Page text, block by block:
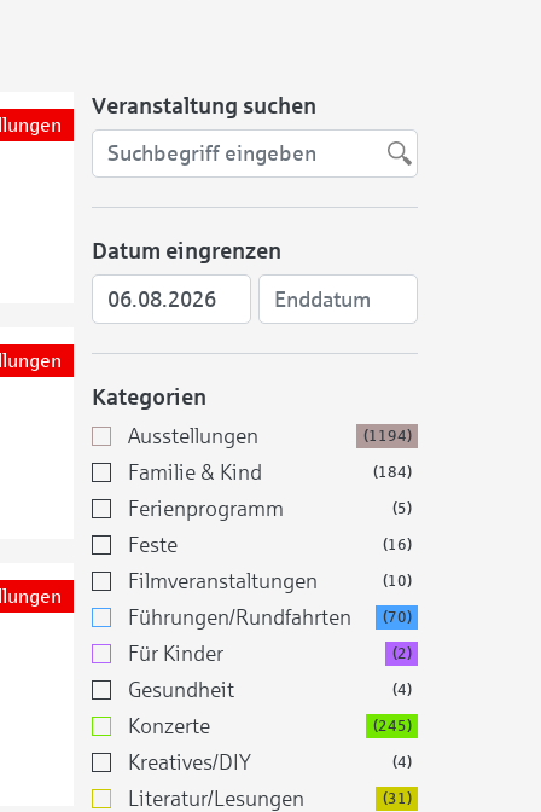
Veranstaltung suchen
Datum eingrenzen
Kategorien
Ausstellungen (1194)
Familie & Kind (184)
Ferienprogramm (5)
Feste (16)
Filmveranstaltungen (10)
Führungen/Rundfahrten (70)
Für Kinder (2)
Gesundheit (4)
Konzerte (245)
Kreatives/DIY (4)
Literatur/Lesungen (31)